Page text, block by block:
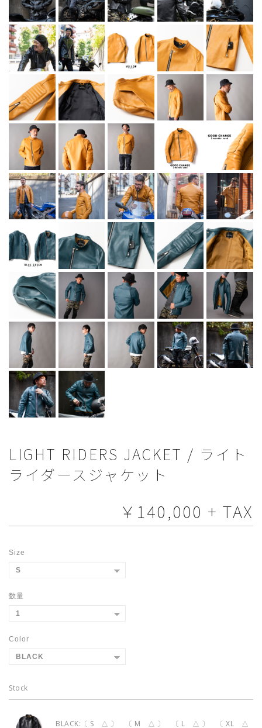
LIGHT RIDERS JACKET / ライト
ライダースジャケット
￥140,000 + TAX
Size
数量
Color
Stock
BLACK:〔 S △ 〕 〔 M △ 〕 〔 L △ 〕 〔 XL △